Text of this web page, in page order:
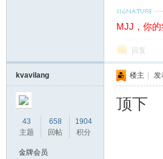
MJJ，你
回复
kvavilang
43
主题
658
回帖
1904
积分
金牌会员
楼主 发
顶下